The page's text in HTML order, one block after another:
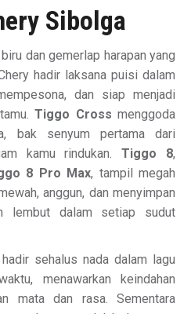
Sibolga
dan gemerlap harapan yang
hadir laksana puisi dalam
dan siap menjadi
Tiggo Cross menggoda
bak senyum pertama dari
kamu rindukan.Tiggo 8,
8 Pro Max, tampil megah
anggun, dan menyimpan
lembut dalam setiap sudut
sehalus nada dalam lagu
menawarkan keindahan
mata dan rasa. Sementara